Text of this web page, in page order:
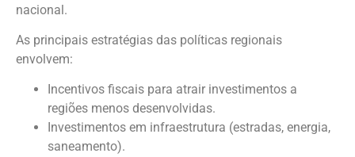
nacional.
As principais estratégias das políticas regionais
envolvem:
Incentivos fiscais para atrair investimentos a
regiões menos desenvolvidas.
Investimentos em infraestrutura (estradas, energia,
saneamento).